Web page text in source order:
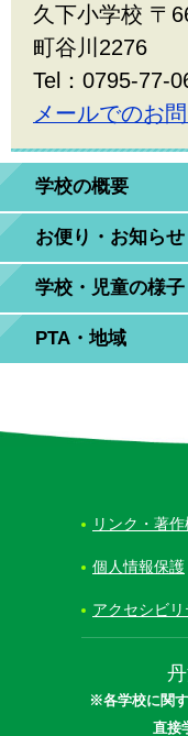
学校の概要
お便り・お知らせ
学校・児童の様子
PTA・地域
久下小学校 〒
町谷川2276
Tel：0795-77-
メールでのお
※各学校に関す
直接
リンク・著
個人情報保護
アクセシビリ